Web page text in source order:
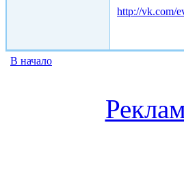
http://vk.com/
В начало